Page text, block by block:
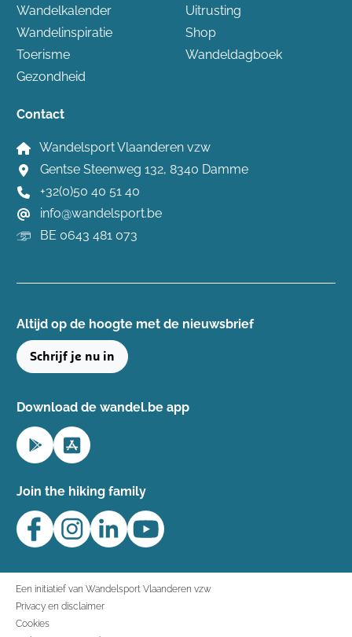
Wandelkalender
Wandelinspiratie
Toerisme
Gezondheid
Uitrusting
Shop
Wandeldagboek
Contact
Wandelsport Vlaanderen vzw
Gentse Steenweg 132, 8340 Damme
+32(0)50 40 51 40
info@wandelsport.be
BE 0643 481 073
Altijd op de hoogte ​met de nieuwsbrief
Schrijf je nu in
Download de wandel.be app
Join the hiking family
Een initiatief van Wandelsport Vlaanderen vzw
Privacy en disclaimer
Cookies